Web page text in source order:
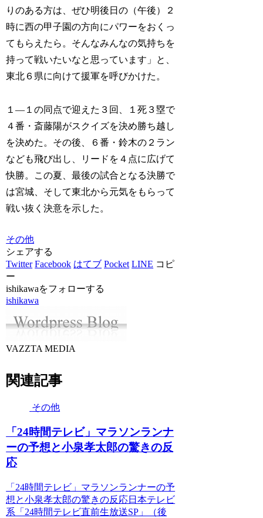
りのある方は、ぜひ明後日の（午後）２
時に西の甲子園の方向にパワーをおくっ
てもらえたら。そんなみんなの気持ちを
持って戦いたいなと思っています」と、
東北６県に向けて援軍を呼びかけた。
１―１の同点で迎えた３回、１死３塁で
４番・斎藤陽がスクイズを決め勝ち越し
を決めた。その後、６番・鈴木の２ラン
なども飛び出し、リードを４点に広げて
快勝。この夏、最後の試合となる決勝で
は宮城、そして東北から元気をもらって
戦い抜く決意を示した。
その他
シェアする
Twitter Facebook はてブ Pocket LINE コピ
ー
ishikawaをフォローする
ishikawa
VAZZTA MEDIA
関連記事
その他
「24時間テレビ」マラソンランナ
ーの予想と小泉孝太郎の驚きの反
応
「24時間テレビ」マラソンランナーの予
想と小泉孝太郎の驚きの反応日本テレビ
系「24時間テレビ直前生放送SP」（後